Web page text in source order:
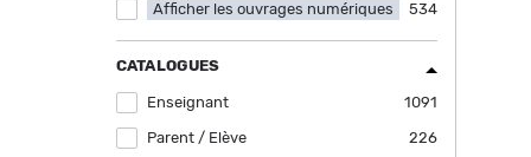
Afficher les ouvrages numériques 534
Apply Afficher les ouvrages numériques
CATALOGUES
Enseignant 1091
Apply Enseignant filter
Parent / Elève 226
Apply Parent / Elève filter